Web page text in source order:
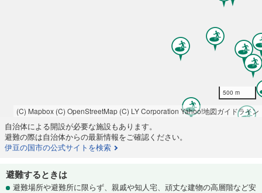
500 m
(C) Mapbox (C) OpenStreetMap (C) LY Corporation Yahoo!地図ガイドライン
自治体による開設が必要な施設もあります。
避難の際は自治体からの最新情報をご確認ください。
伊豆の国市の公式サイトを検索
避難するときは
避難場所や避難所に限らず、親戚や知人宅、頑丈な建物の高層階など安